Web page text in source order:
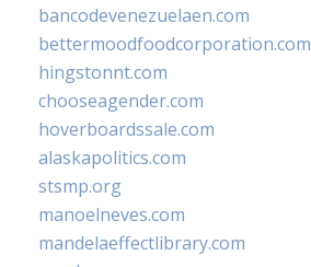
bancodevenezuelaen.com
bettermoodfoodcorporation.com
hingstonnt.com
chooseagender.com
hoverboardssale.com
alaskapolitics.com
stsmp.org
manoelneves.com
mandelaeffectlibrary.com